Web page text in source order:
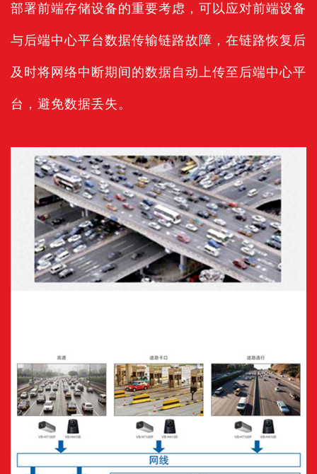
部署前端存储设备的重要考虑，可以应对前端设备
与后端中心平台数据传输链路故障，在链路恢复后
及时将网络中断期间的数据自动上传至后端中心平
台，避免数据丢失。